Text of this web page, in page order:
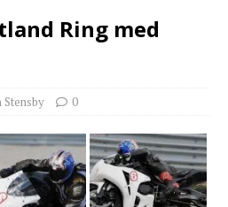
Ring med
Stensby 0